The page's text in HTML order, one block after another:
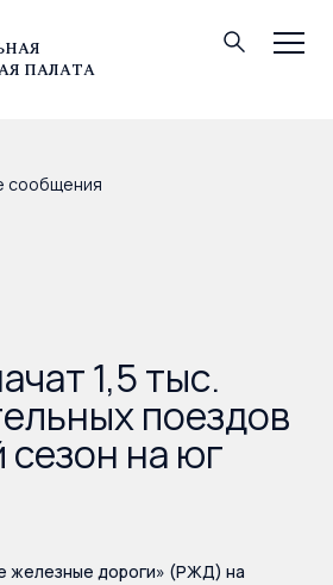
ПАЛАТА
палата, 2026
сообщения
1,5 тыс.
поездов
сезон на юг
железные дороги» (РЖД) на